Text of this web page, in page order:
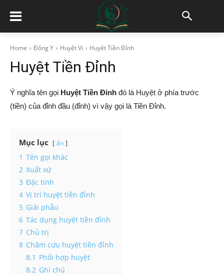
Home Đông Y Huyệt Vị Huyệt Tiền Đỉnh
Huyệt Tiền Đỉnh
Ý nghĩa tên gọi Huyệt Tiền Đỉnh đó là Huyệt ở phía trước
(tiền) của đỉnh đầu (đỉnh) vì vậy gọi là Tiền Đỉnh.
Mục lục ẩn
1 Tên gọi khác
2 Xuất xứ
3 Đặc tính
4 Vị trí huyệt tiền đỉnh
5 Giải phẫu
6 Tác dụng huyệt tiền đỉnh
7 Chủ trị
8 Châm cứu huyệt tiền đỉnh
8.1 Phối hợp huyệt
8.2 Ghi chú